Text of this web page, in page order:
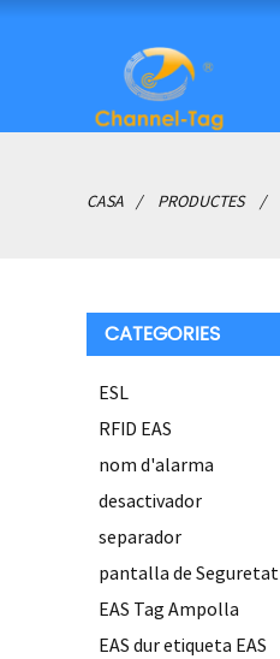
CASA PRODUCTES
CATEGORIES
ESL
RFID EAS
nom d'alarma
desactivador
separador
pantalla de Seguretat
EAS Tag Ampolla
EAS dur etiqueta EAS